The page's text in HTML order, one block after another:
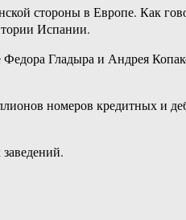
стороны в Европе. Как
Испании.
Гладыра и Андрея
номеров кредитных и